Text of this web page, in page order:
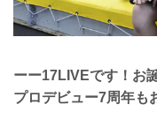
ーー17LIVEです！お
プロデビュー7周年も